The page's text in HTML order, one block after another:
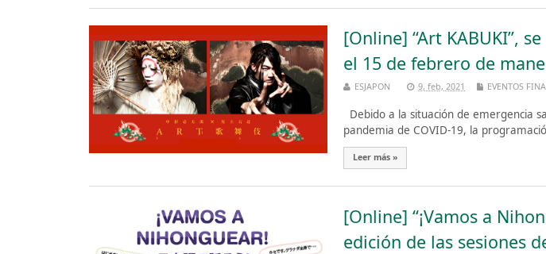
[Online] “Art KABUKI”,
el 15 de febrero de
ESJAPON 9, feb, 2021 EVENTOS
Debido a la situación de emergencia
pandemia de COVID-19, la
Leer más »
[Online] “¡Vamos a
edición de las sesiones